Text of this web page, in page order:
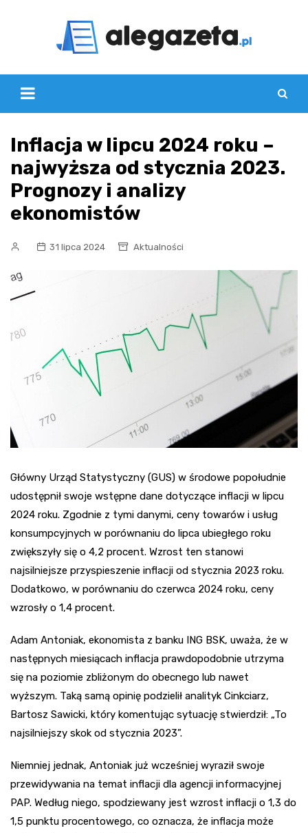
Inflacja w lipcu 2024 roku –
najwyższa od stycznia 2023.
Prognozy i analizy
ekonomistów
31 lipca 2024 Aktualności
Główny Urząd Statystyczny (GUS) w środowe popołudnie
udostępnił swoje wstępne dane dotyczące inflacji w lipcu
2024 roku. Zgodnie z tymi danymi, ceny towarów i usług
konsumpcyjnych w porównaniu do lipca ubiegłego roku
zwiększyły się o 4,2 procent. Wzrost ten stanowi
najsilniejsze przyspieszenie inflacji od stycznia 2023 roku.
Dodatkowo, w porównaniu do czerwca 2024 roku, ceny
wzrosły o 1,4 procent.
Adam Antoniak, ekonomista z banku ING BSK, uważa, że w
następnych miesiącach inflacja prawdopodobnie utrzyma
się na poziomie zbliżonym do obecnego lub nawet
wyższym. Taką samą opinię podzielił analityk Cinkciarz,
Bartosz Sawicki, który komentując sytuację stwierdził: „To
najsilniejszy skok od stycznia 2023”.
Niemniej jednak, Antoniak już wcześniej wyraził swoje
przewidywania na temat inflacji dla agencji informacyjnej
PAP. Według niego, spodziewany jest wzrost inflacji o 1,3 do
1,5 punktu procentowego, co oznacza, że inflacja może